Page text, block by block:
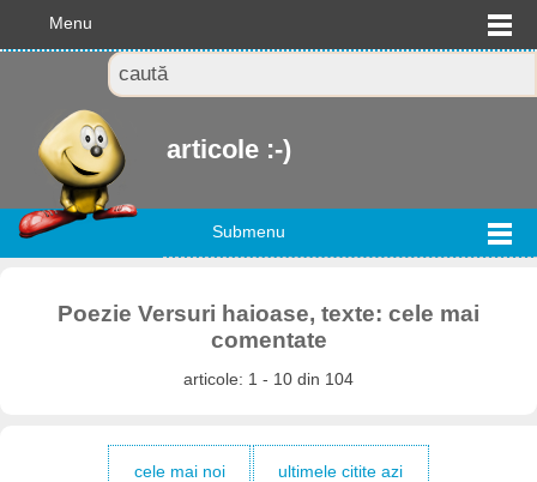
Menu
articole :-)
Submenu
Poezie Versuri haioase, texte: cele mai
comentate
articole: 1 - 10 din 104
cele mai noi ultimele citite azi